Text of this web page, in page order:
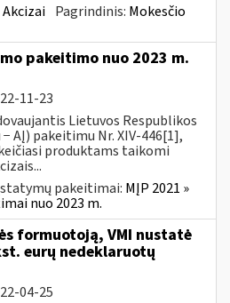
Akcizai Pagrindinis: Mokesčio
pakeitimo nuo 2023 m.
11-23
Lietuvos Respublikos
AĮ) pakeitimu Nr. XIV-446[1],
produktams taikomi
pakeitimai: MĮP 2021 »
nuo 2023 m.
formuotoją, VMI nustatė
eurų nedeklaruotų
04-25